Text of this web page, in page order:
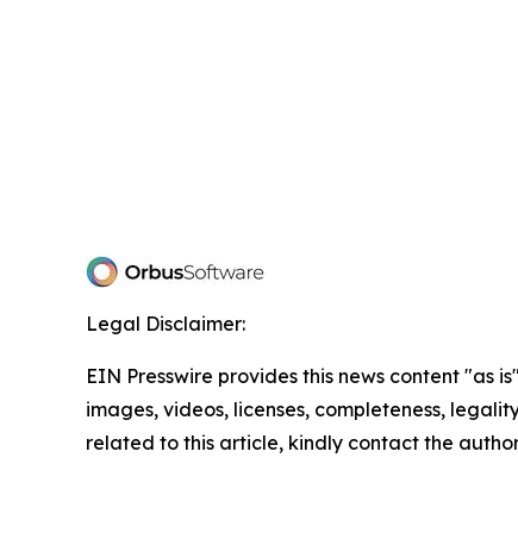
Legal Disclaimer:
EIN Presswire provides this news content
images, videos, licenses, completeness,
related to this article, kindly contact the